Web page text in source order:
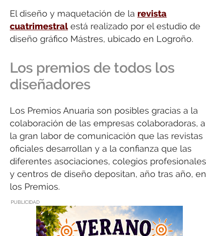
El diseño y maquetación de la revista
cuatrimestral está realizado por el estudio de
diseño gráfico Mástres, ubicado en Logroño.
Los premios de todos los
diseñadores
Los Premios Anuaria son posibles gracias a la
colaboración de las empresas colaboradoras, a
la gran labor de comunicación que las revistas
oficiales desarrollan y a la confianza que las
diferentes asociaciones, colegios profesionales
y centros de diseño depositan, año tras año, en
los Premios.
PUBLICIDAD